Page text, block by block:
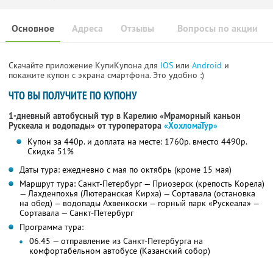
Основное Отзывы Вопросы по акции
Адреса
Скачайте приложение КупиКупона для IOS или Android и
покажите купон с экрана смартфона. Это удобно :)
ЧТО ВЫ ПОЛУЧИТЕ ПО КУПОНУ
1-дневный автобусный тур в Карелию «Мраморный каньон
Рускеала и водопады» от туроператора «ХохломаТур»
Купон за 440р. и доплата на месте: 1760р. вместо 4490р.
Скидка 51%
Даты тура: ежедневно с мая по октябрь (кроме 15 мая)
Маршрут тура: Санкт-Петербург — Приозерск (крепость Корела)
— Лахденпохья (Лютеранская Кирха) — Сортавала (остановка
на обед) — водопады Ахвенкоски — горный парк «Рускеала» —
Сортавала — Санкт-Петербург
Программа тура:
06.45 — отправление из Санкт-Петербурга на
комфортабельном автобусе (Казанский собор)